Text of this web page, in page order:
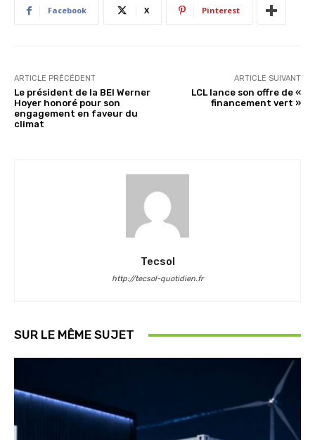
Facebook X Pinterest
ARTICLE PRÉCÉDENT
Le président de la BEI Werner
Hoyer honoré pour son
engagement en faveur du
climat
ARTICLE SUIVANT
LCL lance son offre de «
financement vert »
Tecsol
http://tecsol-quotidien.fr
SUR LE MÊME SUJET